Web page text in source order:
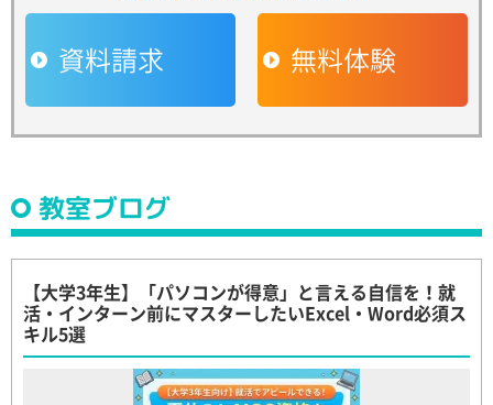
資料請求 無料体験
教室ブログ
【大学3年生】「パソコンが得意」と言える自信を！就
活・インターン前にマスターしたいExcel・Word必須ス
キル5選